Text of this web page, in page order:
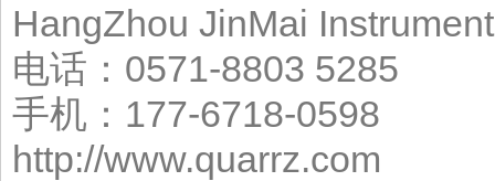
HangZhou JinMai
电话：0571-8803
手机：177-6718-
http://www.quarrz.com